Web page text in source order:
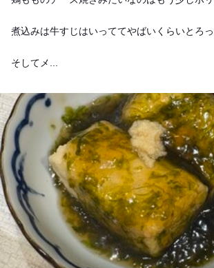
煮込みは牛すじはいっててやばいくらいとろ
そしてメ...